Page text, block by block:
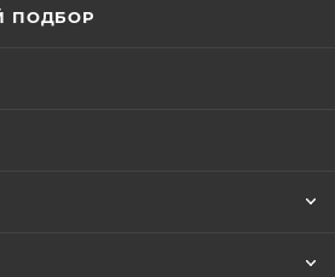
ПОДБОР